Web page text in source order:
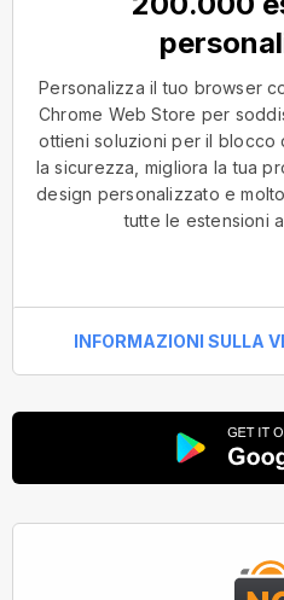
Personalizza il tuo browser
Chrome Web Store per
ottieni soluzioni per il blocco
la sicurezza, migliora la tua
design personalizzato e
tutte le estensioni
INFORMAZIONI SULLA